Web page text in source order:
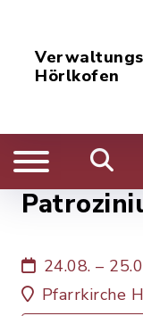
Hörlkofen
24.08. –
Pfarrkirche